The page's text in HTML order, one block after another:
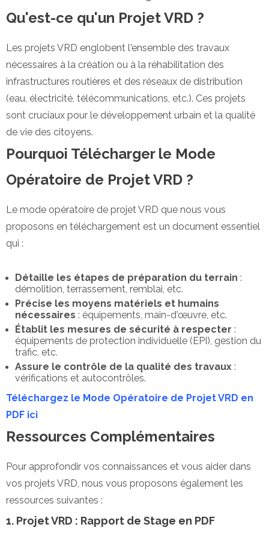
Qu'est-ce qu'un Projet VRD ?
Les projets VRD englobent l'ensemble des travaux
nécessaires à la création ou à la réhabilitation des
infrastructures routières et des réseaux de distribution
(eau, électricité, télécommunications, etc.). Ces projets
sont cruciaux pour le développement urbain et la qualité
de vie des citoyens.
Pourquoi Télécharger le Mode
Opératoire de Projet VRD ?
Le mode opératoire de projet VRD que nous vous
proposons en téléchargement est un document essentiel
qui :
Détaille les étapes de préparation du terrain :
démolition, terrassement, remblai, etc.
Précise les moyens matériels et humains
nécessaires : équipements, main-d'œuvre, etc.
Établit les mesures de sécurité à respecter :
équipements de protection individuelle (EPI), gestion du
trafic, etc.
Assure le contrôle de la qualité des travaux :
vérifications et autocontrôles.
Téléchargez le Mode Opératoire de Projet VRD en
PDF ici
Ressources Complémentaires
Pour approfondir vos connaissances et vous aider dans
vos projets VRD, nous vous proposons également les
ressources suivantes :
1. Projet VRD : Rapport de Stage en PDF